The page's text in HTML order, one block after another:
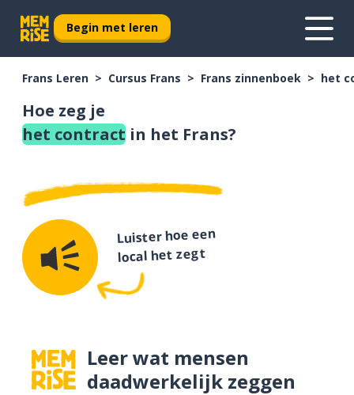
Begin met leren
Frans Leren Cursus Frans Frans zinnenboek het
Hoe zeg je
het contract in het Frans?
Luister hoe een
local het zegt
Leer wat mensen
daadwerkelijk zeggen